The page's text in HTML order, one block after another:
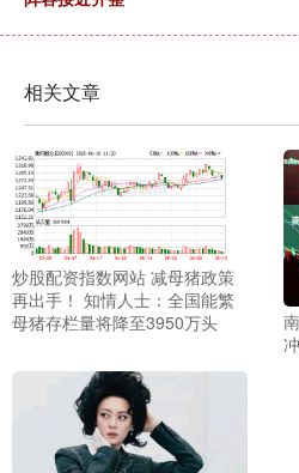
相关文章
炒股配资指数网站 减母猪政策
再出手！ 知情人士：全国能繁
母猪存栏量将降至3950万头